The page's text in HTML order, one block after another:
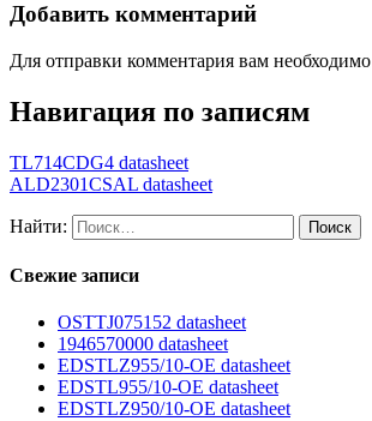
Добавить комментарий
Для отправки комментария вам необходимо
Навигация по записям
TL714CDG4 datasheet
ALD2301CSAL datasheet
Найти:
Свежие записи
OSTTJ075152 datasheet
1946570000 datasheet
EDSTLZ955/10-OE datasheet
EDSTL955/10-OE datasheet
EDSTLZ950/10-OE datasheet